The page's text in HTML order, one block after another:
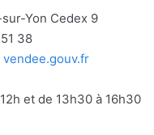
Yon Cedex 9
38
Site
vendee.gouv.fr
et de 13h30 à 16h30